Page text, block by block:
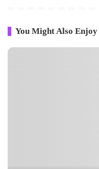
You Might Also Enjoy